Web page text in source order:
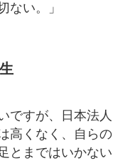
ない。」
ですが、日本法人
高くなく、自らの
とまではいかない